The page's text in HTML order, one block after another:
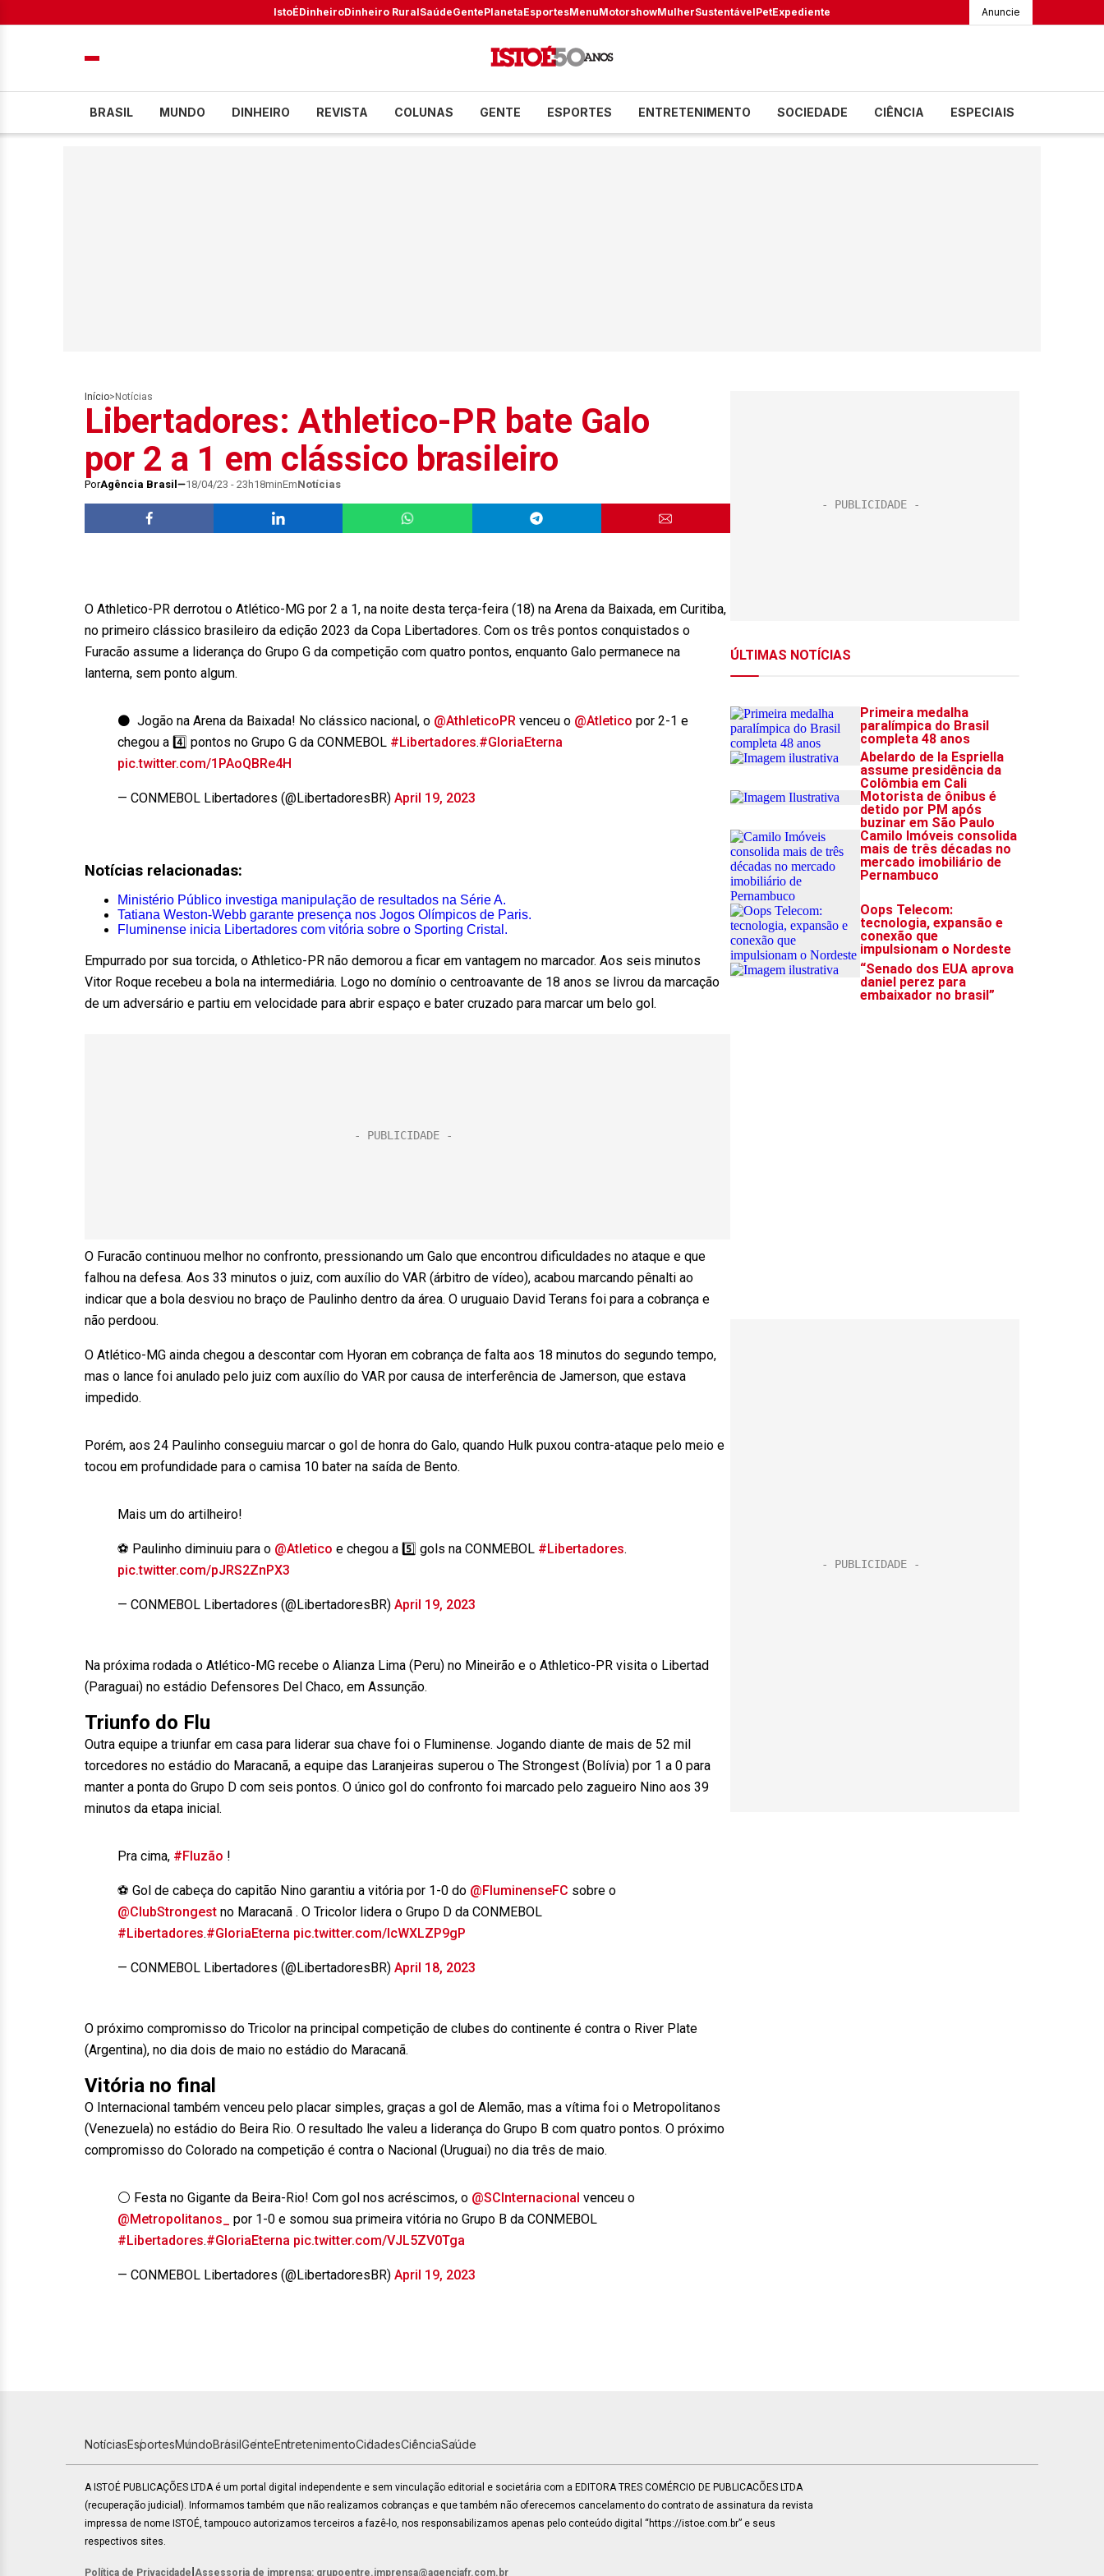
IstoÉDinheiroDinheiro RuralSaúdeGentePlanetaEsportesMenuMotorshowMulherSustentávelPetExpediente Anuncie
BRASIL MUNDO DINHEIRO REVISTA COLUNAS GENTE ESPORTES ENTRETENIMENTO SOCIEDADE CIÊNCIA ESPECIAIS
Início> Notícias
Libertadores: Athletico-PR bate Galo
por 2 a 1 em clássico brasileiro
PorAgência Brasil 18/04/23 - 23h18minEmNotícias
O Athletico-PR derrotou o Atlético-MG por 2 a 1, na noite desta terça-feira (18) na Arena da Baixada, em Curitiba,
no primeiro clássico brasileiro da edição 2023 da Copa Libertadores. Com os três pontos conquistados o
Furacão assume a liderança do Grupo G da competição com quatro pontos, enquanto Galo permanece na
lanterna, sem ponto algum.
⚫ ️ Jogão na Arena da Baixada! No clássico nacional, o @AthleticoPR venceu o @Atletico por 2-1 e
chegou a 4️⃣ pontos no Grupo G da CONMEBOL #Libertadores.#GloriaEterna
pic.twitter.com/1PAoQBRe4H
— CONMEBOL Libertadores (@LibertadoresBR) April 19, 2023
Notícias relacionadas:
Ministério Público investiga manipulação de resultados na Série A.
Tatiana Weston-Webb garante presença nos Jogos Olímpicos de Paris.
Fluminense inicia Libertadores com vitória sobre o Sporting Cristal.
Empurrado por sua torcida, o Athletico-PR não demorou a ficar em vantagem no marcador. Aos seis minutos
Vitor Roque recebeu a bola na intermediária. Logo no domínio o centroavante de 18 anos se livrou da marcação
de um adversário e partiu em velocidade para abrir espaço e bater cruzado para marcar um belo gol.
O Furacão continuou melhor no confronto, pressionando um Galo que encontrou dificuldades no ataque e que
falhou na defesa. Aos 33 minutos o juiz, com auxílio do VAR (árbitro de vídeo), acabou marcando pênalti ao
indicar que a bola desviou no braço de Paulinho dentro da área. O uruguaio David Terans foi para a cobrança e
não perdoou.
O Atlético-MG ainda chegou a descontar com Hyoran em cobrança de falta aos 18 minutos do segundo tempo,
mas o lance foi anulado pelo juiz com auxílio do VAR por causa de interferência de Jamerson, que estava
impedido.
Porém, aos 24 Paulinho conseguiu marcar o gol de honra do Galo, quando Hulk puxou contra-ataque pelo meio e
tocou em profundidade para o camisa 10 bater na saída de Bento.
Mais um do artilheiro!
⚽ Paulinho diminuiu para o @Atletico e chegou a 5️⃣ gols na CONMEBOL #Libertadores.
pic.twitter.com/pJRS2ZnPX3
— CONMEBOL Libertadores (@LibertadoresBR) April 19, 2023
Na próxima rodada o Atlético-MG recebe o Alianza Lima (Peru) no Mineirão e o Athletico-PR visita o Libertad
(Paraguai) no estádio Defensores Del Chaco, em Assunção.
Triunfo do Flu
Outra equipe a triunfar em casa para liderar sua chave foi o Fluminense. Jogando diante de mais de 52 mil
torcedores no estádio do Maracanã, a equipe das Laranjeiras superou o The Strongest (Bolívia) por 1 a 0 para
manter a ponta do Grupo D com seis pontos. O único gol do confronto foi marcado pelo zagueiro Nino aos 39
minutos da etapa inicial.
Pra cima, #Fluzão !
⚽ Gol de cabeça do capitão Nino garantiu a vitória por 1-0 do @FluminenseFC sobre o
@ClubStrongest no Maracanã . O Tricolor lidera o Grupo D da CONMEBOL
#Libertadores.#GloriaEterna pic.twitter.com/IcWXLZP9gP
— CONMEBOL Libertadores (@LibertadoresBR) April 18, 2023
O próximo compromisso do Tricolor na principal competição de clubes do continente é contra o River Plate
(Argentina), no dia dois de maio no estádio do Maracanã.
Vitória no final
O Internacional também venceu pelo placar simples, graças a gol de Alemão, mas a vítima foi o Metropolitanos
(Venezuela) no estádio do Beira Rio. O resultado lhe valeu a liderança do Grupo B com quatro pontos. O próximo
compromisso do Colorado na competição é contra o Nacional (Uruguai) no dia três de maio.
⚪ Festa no Gigante da Beira-Rio! Com gol nos acréscimos, o @SCInternacional venceu o
@Metropolitanos_
por 1-0 e somou sua primeira vitória no Grupo B da CONMEBOL
#Libertadores.#GloriaEterna pic.twitter.com/VJL5ZV0Tga
— CONMEBOL Libertadores (@LibertadoresBR) April 19, 2023
NotíciasEsportesMundoBrasilGenteEntretenimentoCidadesCiênciaSaúde
A ISTOÉ PUBLICAÇÕES LTDA é um portal digital independente e sem vinculação editorial e societária com a EDITORA TRES COMÉRCIO DE PUBLICACÕES LTDA
(recuperação judicial). Informamos também que não realizamos cobranças e que também não oferecemos cancelamento do contrato de assinatura da revista
impressa de nome ISTOÉ, tampouco autorizamos terceiros a fazê-lo, nos responsabilizamos apenas pelo conteúdo digital “https://istoe.com.br” e seus
respectivos sites.
Política de Privacidade Assessoria de imprensa: grupoentre.imprensa@agenciafr.com.br